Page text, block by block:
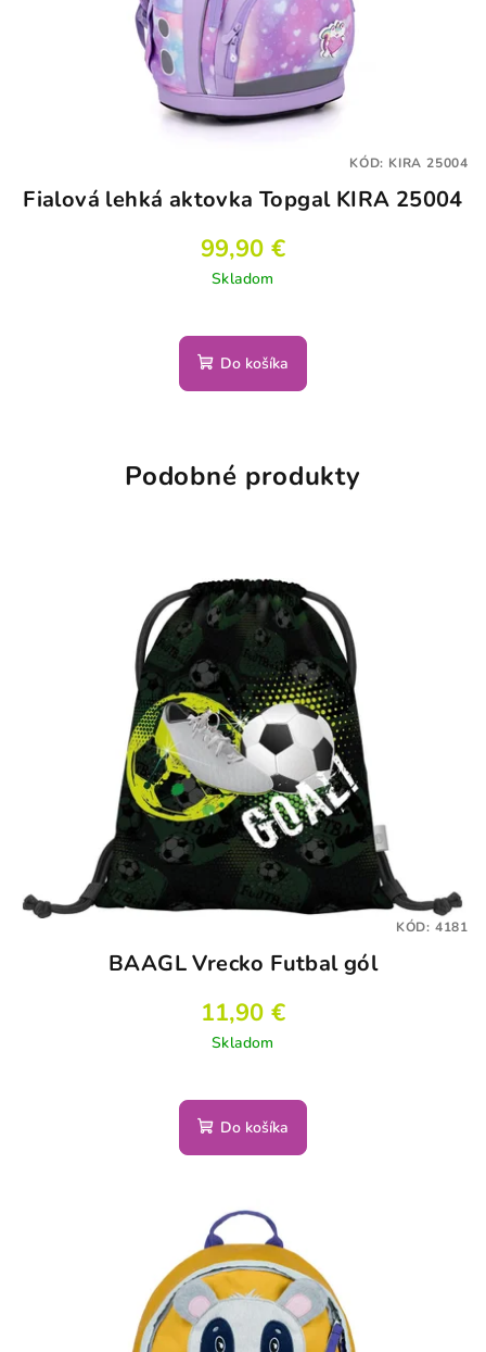
Fialová lehká aktovka Topgal KIRA 25004
99,90 €
Skladom
Do košíka
KÓD: KIRA 25004
Podobné produkty
BAAGL Vrecko Futbal gól
11,90 €
Skladom
Do košíka
KÓD: 4181